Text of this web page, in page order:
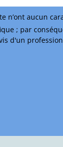
n’ont aucun
; par
d'un